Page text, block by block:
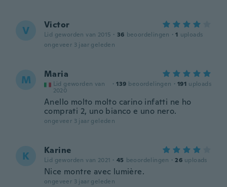
V Victor
Lid geworden van 2015 · 36 beoordelingen · 1 uploads
ongeveer 3 jaar geleden
M Maria
Lid geworden van
2020
· 139 beoordelingen · 191 uploads
Anello molto molto carino infatti ne ho
comprati 2, uno bianco e uno nero.
ongeveer 3 jaar geleden
K Karine
Lid geworden van 2021 · 45 beoordelingen · 26 uploads
Nice montre avec lumière.
ongeveer 3 jaar geleden